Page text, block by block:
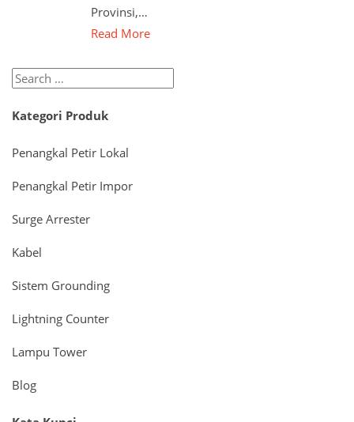
Provinsi,…
Read More
Search
Kategori Produk
Penangkal Petir Lokal
Penangkal Petir Impor
Surge Arrester
Kabel
Sistem Grounding
Lightning Counter
Lampu Tower
Blog